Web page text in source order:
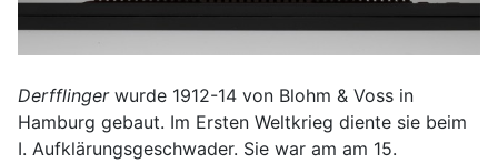
Derfflinger wurde 1912-14 von Blohm & Voss in
Hamburg gebaut. Im Ersten Weltkrieg diente sie beim
I. Aufklärungsgeschwader. Sie war am am 15.